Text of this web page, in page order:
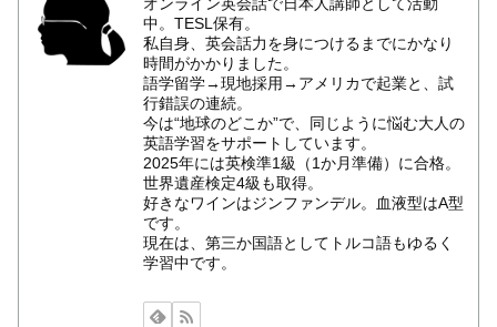
オンライン英会話で日本人講師として活動
中。TESL保有。
私自身、英会話力を身につけるまでにかなり
時間がかかりました。
語学留学→現地採用→アメリカで起業と、試
行錯誤の連続。
今は“地球のどこか”で、同じように悩む大人の
英語学習をサポートしています。
2025年には英検準1級（1か月準備）に合格。
世界遺産検定4級も取得。
好きなワインはジンファンデル。血液型はA型
です。
現在は、第三か国語としてトルコ語もゆるく
学習中です。